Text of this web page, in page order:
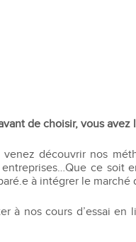
de choisir, vous avez
venez découvrir nos
ce soit
à intégrer le marché
à nos cours d’essai
International à l'ESGCI
Marketing
digital
projets
- Qualité Sécurité
– Développement